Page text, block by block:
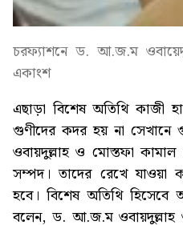
চরফ্যাশনে ড. আ.জ.ম
একাংশ
এছাড়া বিশেষ অতিথি কাজী
গুণীদের কদর হয় না
ওবায়দুল্লাহ ও মোস্তফা
সম্পদ। তাদের রেখে যাওয়া
হবে। বিশেষ অতিথি
বলেন, ড. আ.জ.ম